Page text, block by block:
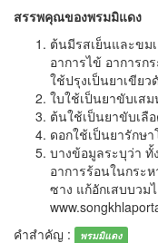
สรรพคุณของพรมมิแดง
ต้นมีรสเย็นและขม
อาการไข้ อาการก
ใช้ปรุงเป็นยาเขีย
ใบใช้เป็นยาขับเสม
ต้นใช้เป็นยาขับเลื
ดอกใช้เป็นยารักษ
บางข้อมูลระบุว่า
อาการร้อนในกระ
ซาง แก้อักเสบบวม
คำสำคัญ :
พรมมิแดง